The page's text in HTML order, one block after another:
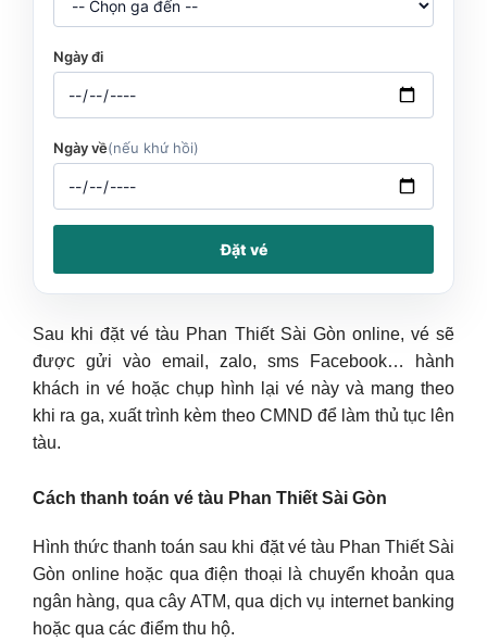
Ngày đi
Ngày về(nếu khứ hồi)
Đặt vé
Sau khi đặt vé tàu Phan Thiết Sài Gòn online, vé sẽ
được gửi vào email, zalo, sms Facebook… hành
khách in vé hoặc chụp hình lại vé này và mang theo
khi ra ga, xuất trình kèm theo CMND để làm thủ tục lên
tàu.
Cách thanh toán vé tàu Phan Thiết Sài Gòn
Hình thức thanh toán sau khi đặt vé tàu Phan Thiết Sài
Gòn online hoặc qua điện thoại là chuyển khoản qua
ngân hàng, qua cây ATM, qua dịch vụ internet banking
hoặc qua các điểm thu hộ.